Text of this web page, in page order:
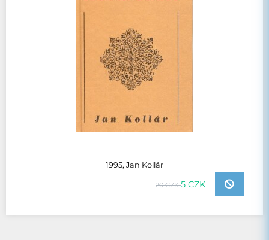
1995, Jan Kollár
20 CZK5 CZK